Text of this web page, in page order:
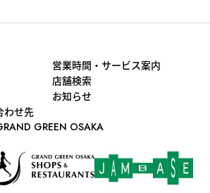
営業時間・サービス案内
店舗検索
お知らせ
わせ先
GREEN OSAKA